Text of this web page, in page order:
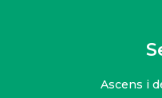
Ascens i